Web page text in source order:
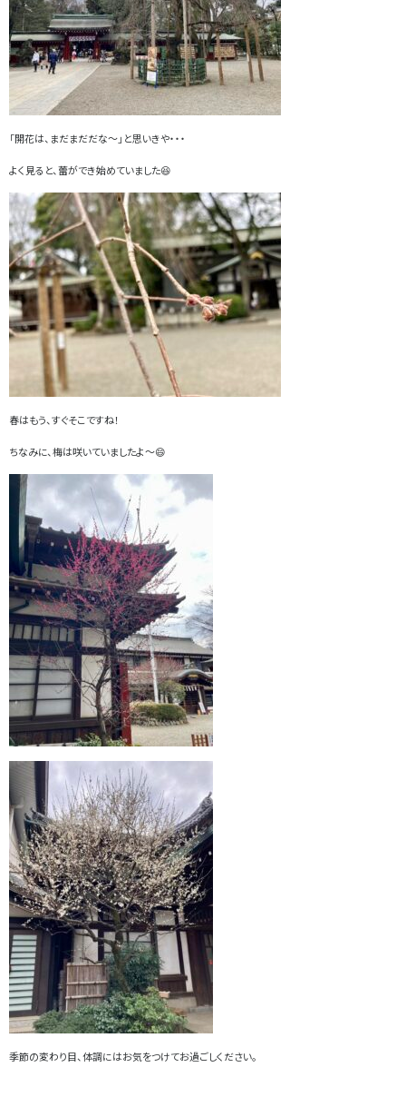
「開花は、まだまだだな～」と思いきや・・・
よく見ると、蕾ができ始めていました😆
春はもう、すぐそこですね！
ちなみに、梅は咲いていましたよ～😄
季節の変わり目、体調にはお気をつけてお過ごしください。